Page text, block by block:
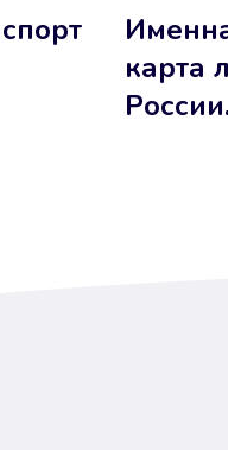
карта
России.